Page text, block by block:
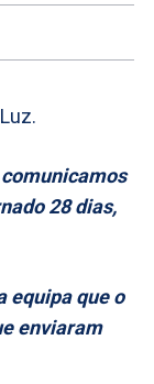
28 dias,
equipa que o
enviaram